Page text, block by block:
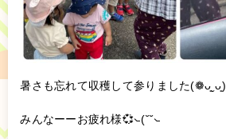
暑さも忘れて収穫して参りました(❁ᴗ͈ˬᴗ͈)
みんなーーお疲れ様💞⦦(˘˘⦦